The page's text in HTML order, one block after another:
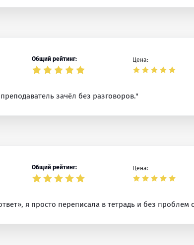
Общий рейтинг: Цена:
зачёл без разговоров."
Общий рейтинг: Цена:
я просто переписала в тетрадь и без проблем